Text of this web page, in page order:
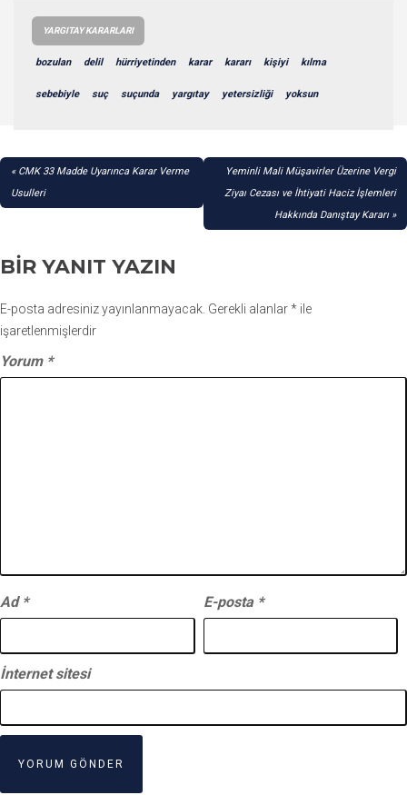
YARGITAY KARARLARI
bozulan delil hürriyetinden karar kararı kişiyi kılma
sebebiyle suç suçunda yargıtay yetersizliği yoksun
YAZI
GEZINMESI
CMK 33 Madde Uyarınca Karar Verme
Usulleri
Yeminli Mali Müşavirler Üzerine Vergi
Ziyaı Cezası ve İhtiyati Haciz İşlemleri
Hakkında Danıştay Kararı
BIR YANIT YAZIN
E-posta adresiniz yayınlanmayacak. Gerekli alanlar* ile
işaretlenmişlerdir
Yorum *
Ad * E-posta *
İnternet sitesi